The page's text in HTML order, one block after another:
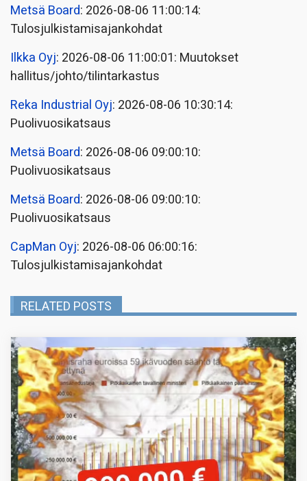
Metsä Board: 2026-08-06 11:00:14:
Tulosjulkistamisajankohdat
Ilkka Oyj: 2026-08-06 11:00:01: Muutokset
hallitus/johto/tilintarkastus
Reka Industrial Oyj: 2026-08-06 10:30:14:
Puolivuosikatsaus
Metsä Board: 2026-08-06 09:00:10:
Puolivuosikatsaus
Metsä Board: 2026-08-06 09:00:10:
Puolivuosikatsaus
CapMan Oyj: 2026-08-06 06:00:16:
Tulosjulkistamisajankohdat
RELATED POSTS